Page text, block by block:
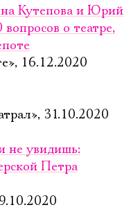
Кутепова и Юрий
о театре,
16.12.2020
31.10.2020
не увидишь:
Петра